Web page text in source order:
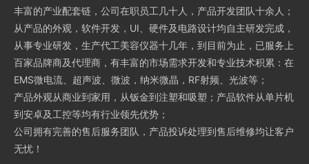
丰富的产业配套链，公司在职员工几十人，产品开发团队十余人；
从产品的外观，软件开发，UI、硬件及电路设计均自主研发完成，
从事专业研发，生产代工美容仪器十几年，到目前为止，已服务上
百家品牌商及代理商，有丰富的市场需求开发和专业技术积累：在
EMS微电流、超声波、微波，纳米微晶，RF射频、光波等；
产品外观从商业到家用，从钣金到注塑和吸塑；产品软件从单片机
到安卓及工控等均有行业领先优势；
公司拥有完善的售后服务团队，产品投诉处理到售后维修均让客户
无忧！